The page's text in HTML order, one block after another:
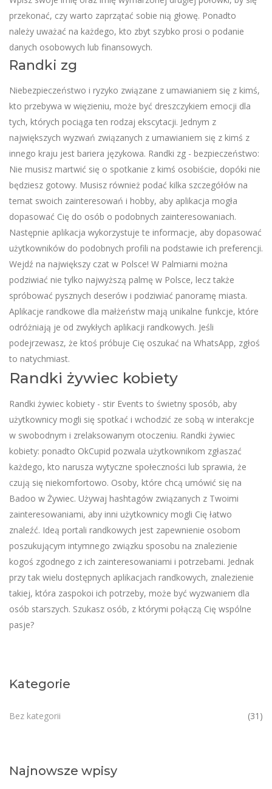
przekonać, czy warto zaprzątać sobie nią głowę. Ponadto
należy uważać na każdego, kto zbyt szybko prosi o podanie
danych osobowych lub finansowych.
Randki zg
Niebezpieczeństwo i ryzyko związane z umawianiem się z kimś,
kto przebywa w więzieniu, może być dreszczykiem emocji dla
tych, których pociąga ten rodzaj ekscytacji. Jednym z
największych wyzwań związanych z umawianiem się z kimś z
innego kraju jest bariera językowa. Randki zg - bezpieczeństwo:
Nie musisz martwić się o spotkanie z kimś osobiście, dopóki nie
będziesz gotowy. Musisz również podać kilka szczegółów na
temat swoich zainteresowań i hobby, aby aplikacja mogła
dopasować Cię do osób o podobnych zainteresowaniach.
Następnie aplikacja wykorzystuje te informacje, aby dopasować
użytkowników do podobnych profili na podstawie ich preferencji.
Wejdź na największy czat w Polsce! W Palmiarni można
podziwiać nie tylko najwyższą palmę w Polsce, lecz także
spróbować pysznych deserów i podziwiać panoramę miasta.
Aplikacje randkowe dla małżeństw mają unikalne funkcje, które
odróżniają je od zwykłych aplikacji randkowych. Jeśli
podejrzewasz, że ktoś próbuje Cię oszukać na WhatsApp, zgłoś
to natychmiast.
Randki żywiec kobiety
Randki żywiec kobiety - stir Events to świetny sposób, aby
użytkownicy mogli się spotkać i wchodzić ze sobą w interakcje
w swobodnym i zrelaksowanym otoczeniu. Randki żywiec
kobiety: ponadto OkCupid pozwala użytkownikom zgłaszać
każdego, kto narusza wytyczne społeczności lub sprawia, że
czują się niekomfortowo. Osoby, które chcą umówić się na
Badoo w Żywiec. Używaj hashtagów związanych z Twoimi
zainteresowaniami, aby inni użytkownicy mogli Cię łatwo
znaleźć. Ideą portali randkowych jest zapewnienie osobom
poszukującym intymnego związku sposobu na znalezienie
kogoś zgodnego z ich zainteresowaniami i potrzebami. Jednak
przy tak wielu dostępnych aplikacjach randkowych, znalezienie
takiej, która zaspokoi ich potrzeby, może być wyzwaniem dla
osób starszych. Szukasz osób, z którymi połączą Cię wspólne
pasje?
Kategorie
Bez kategorii (31)
Najnowsze wpisy